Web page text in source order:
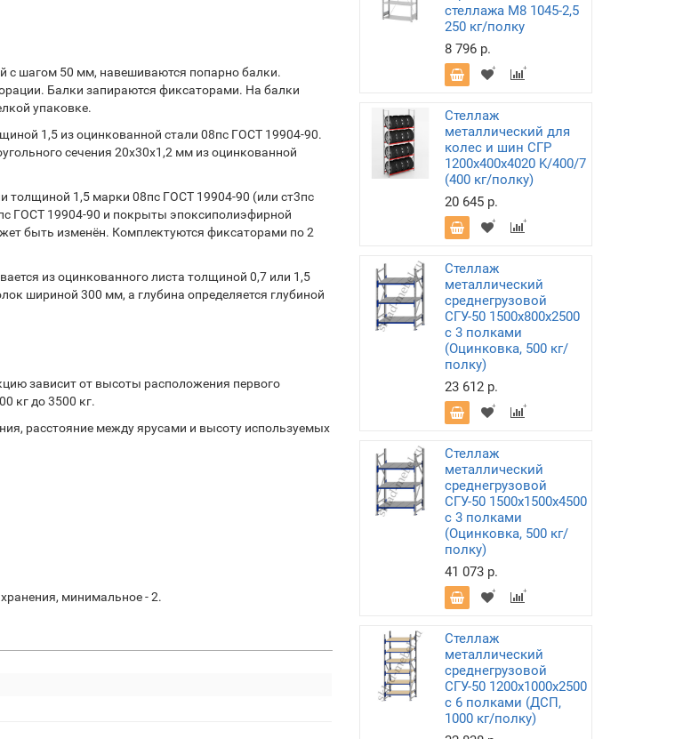
шагом 50 мм, навешиваются попарно балки.
Балки запираются фиксаторами. На балки
упаковке.
1,5 из оцинкованной стали 08пс ГОСТ 19904-90.
сечения 20х30х1,2 мм из оцинкованной
толщиной 1,5 марки 08пс ГОСТ 19904-90 (или ст3пс
ГОСТ 19904-90 и покрыты эпоксиполиэфирной
быть изменён. Комплектуются фиксаторами по 2
из оцинкованного листа толщиной 0,7 или 1,5
шириной 300 мм, а глубина определяется глубиной
зависит от высоты расположения первого
кг до 3500 кг.
расстояние между ярусами и высоту используемых
минимальное - 2.
стеллажа М8 1045-2,5
250 кг/полку
8 796 р.
Стеллаж
металлический для
колес и шин СГР
1200х400х4020 K/400/7
(400 кг/полку)
20 645 р.
Стеллаж
металлический
среднегрузовой
СГУ-50 1500х800х2500
с 3 полками
(Оцинковка, 500 кг/
полку)
23 612 р.
Стеллаж
металлический
среднегрузовой
СГУ-50 1500х1500х4500
с 3 полками
(Оцинковка, 500 кг/
полку)
41 073 р.
Стеллаж
металлический
среднегрузовой
СГУ-50 1200х1000х2500
с 6 полками (ДСП,
1000 кг/полку)